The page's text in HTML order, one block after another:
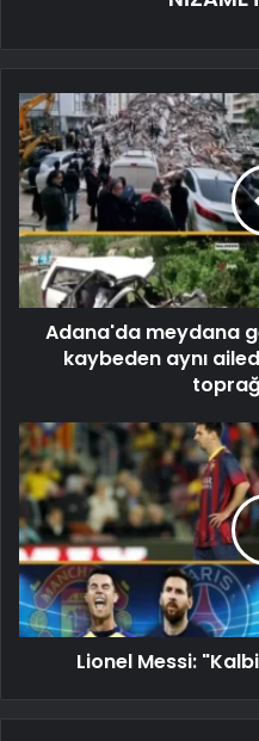
Adana'da meydana
kaybeden aynı
Lionel Messi: